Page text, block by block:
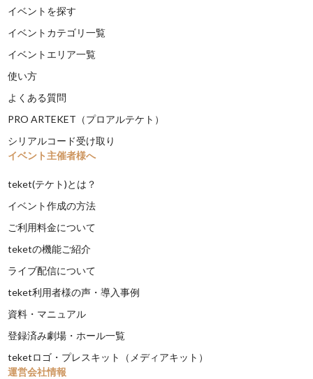
イベントを探す
イベントカテゴリ一覧
イベントエリア一覧
使い方
よくある質問
PRO ARTEKET（プロアルテケト）
シリアルコード受け取り
イベント主催者様へ
teket(テケト)とは？
イベント作成の方法
ご利用料金について
teketの機能ご紹介
ライブ配信について
teket利用者様の声・導入事例
資料・マニュアル
登録済み劇場・ホール一覧
teketロゴ・プレスキット（メディアキット）
運営会社情報